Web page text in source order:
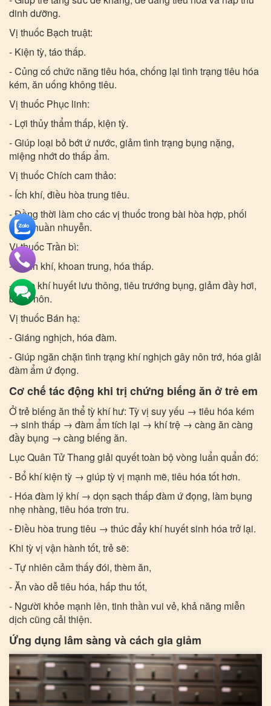
dinh dưỡng.
Vị thuốc Bạch truật:
- Kiện tỳ, táo thấp.
- Củng cố chức năng tiêu hóa, chống lại tình trạng tiêu hóa
kém, ăn uống không tiêu.
Vị thuốc Phục linh:
- Lợi thủy thẩm thấp, kiện tỳ.
- Giúp loại bỏ bớt ứ nước, giảm tình trạng bụng nặng,
miệng nhớt do thấp ẩm.
Vị thuốc Chích cam thảo:
- Ích khí, điều hòa trung tiêu.
- Đồng thời làm cho các vị thuốc trong bài hòa hợp, phối
hợp nhuần nhuyễn.
Vị thuốc Trần bì:
- Hành khí, khoan trung, hóa thấp.
- Giúp khí huyết lưu thông, tiêu trướng bụng, giảm đầy hơi,
buồn nôn.
Vị thuốc Bán hạ:
- Giáng nghịch, hóa đàm.
- Giúp ngăn chặn tình trạng khí nghịch gây nôn trớ, hóa giải
đàm ẩm ứ đọng.
Cơ chế tác động khi trị chứng biếng ăn ở trẻ em
Ở trẻ biếng ăn thể tỳ khí hư: Tỳ vị suy yếu → tiêu hóa kém
→ sinh thấp → đàm ẩm tích lại → khí trệ → càng ăn càng
đầy bụng → càng biếng ăn.
Lục Quân Tử Thang giải quyết toàn bộ vòng luẩn quẩn đó:
- Bổ khí kiện tỳ → giúp tỳ vị mạnh mẽ, tiêu hóa tốt hơn.
- Hóa đàm lý khí → dọn sạch thấp đàm ứ đọng, làm bụng
nhẹ nhàng, tiêu hóa trơn tru.
- Điều hòa trung tiêu → thúc đẩy khí huyết sinh hóa trở lại.
Khi tỳ vị vận hành tốt, trẻ sẽ:
- Tự nhiên cảm thấy đói, thèm ăn,
- Ăn vào dễ tiêu hóa, hấp thu tốt,
- Người khỏe mạnh lên, tinh thần vui vẻ, khả năng miễn
dịch cũng cải thiện.
Ứng dụng lâm sàng và cách gia giảm